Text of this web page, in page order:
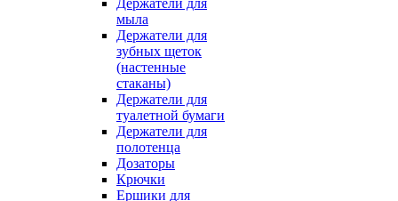
Держатели для
мыла
Держатели для
зубных щеток
(настенные
стаканы)
Держатели для
туалетной бумаги
Держатели для
полотенца
Дозаторы
Крючки
Ершики для